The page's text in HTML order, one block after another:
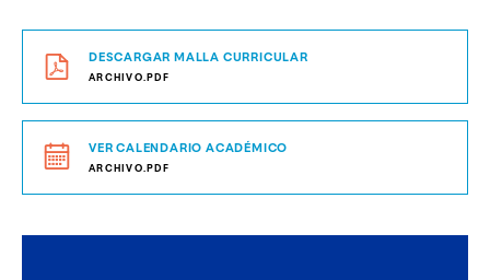
DESCARGAR MALLA CURRICULAR
ARCHIVO.PDF
VER CALENDARIO ACADÉMICO
ARCHIVO.PDF